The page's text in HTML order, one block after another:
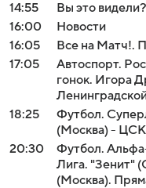
14:55
Вы это видели?
16:00
Новости
16:05
Все на Матч!.
17:05
Автоспорт.
гонок. Игора
18:25
Футбол.
(Москва) -
20:30
Футбол.
Лига. "Зенит"
(Москва).